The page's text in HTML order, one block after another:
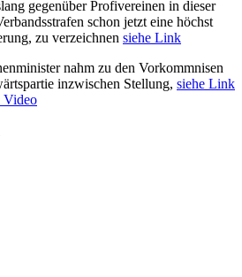
gegenüber Profivereinen in dieser
schon jetzt eine höchst
zu verzeichnen siehe Link
nahm zu den Vorkommnisen
inzwischen Stellung, siehe Link
Video